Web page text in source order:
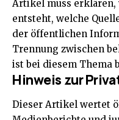
Artikel muss erklären,
entsteht, welche
der öffentlichen
Trennung zwischen
ist bei diesem Thema
Hinweis zur
Dieser Artikel wertet